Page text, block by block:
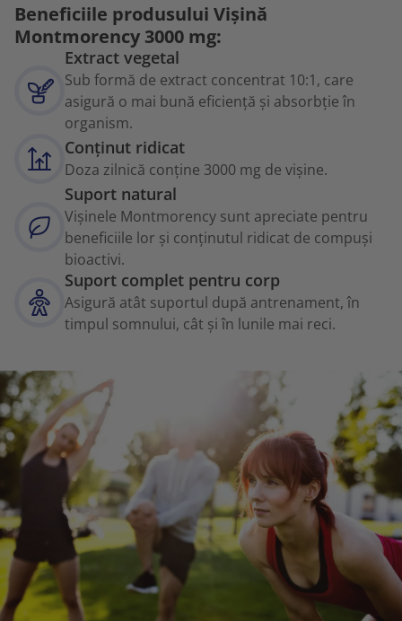
Beneficiile produsului Vișină
Montmorency 3000 mg:
Extract vegetal
Sub formă de extract concentrat 10:1, care
asigură o mai bună eficiență și absorbție în
organism.
Conținut ridicat
Doza zilnică conține 3000 mg de vișine.
Suport natural
Vișinele Montmorency sunt apreciate pentru
beneficiile lor și conținutul ridicat de compuși
bioactivi.
Suport complet pentru corp
Asigură atât suportul după antrenament, în
timpul somnului, cât și în lunile mai reci.